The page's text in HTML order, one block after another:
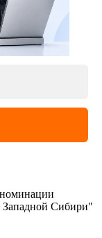
Сибири"